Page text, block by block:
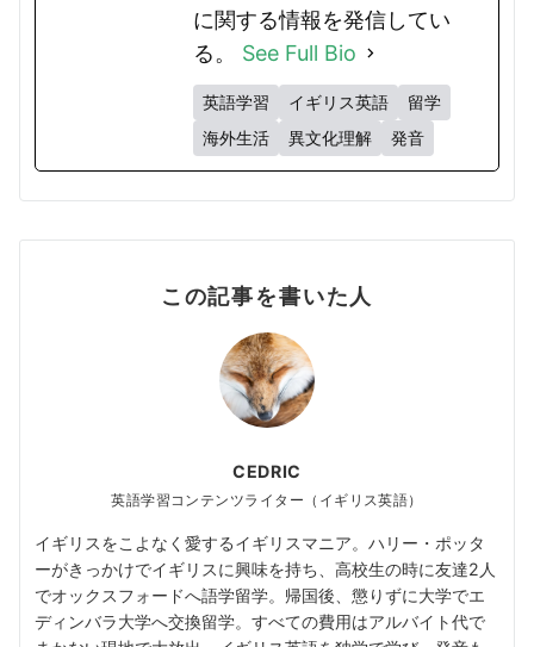
に関する情報を発信してい
る。 See Full Bio
英語学習 イギリス英語
留学
海外生活
異文化理解 発音
この記事を書いた人
CEDRIC
英語学習コンテンツライター（イギリス英語）
イギリスをこよなく愛するイギリスマニア。ハリー・ポッタ
ーがきっかけでイギリスに興味を持ち、高校生の時に友達2人
でオックスフォードへ語学留学。帰国後、懲りずに大学でエ
ディンバラ大学へ交換留学。すべての費用はアルバイト代で